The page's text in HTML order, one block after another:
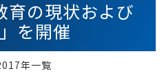
育の現状および
を開催
年一覧